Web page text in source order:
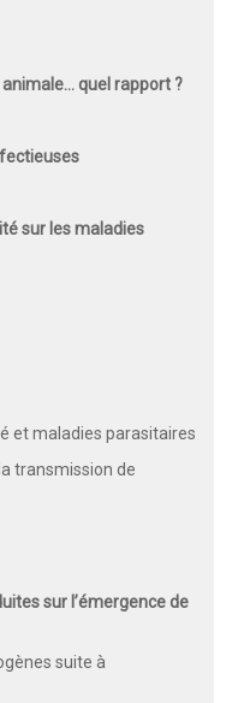
quel rapport ?
sur les maladies
et maladies parasitaires
transmission de
sur l’émergence de
suite à